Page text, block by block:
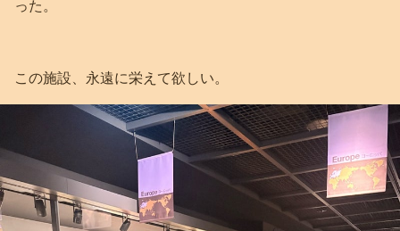
った。
この施設、永遠に栄えて欲しい。